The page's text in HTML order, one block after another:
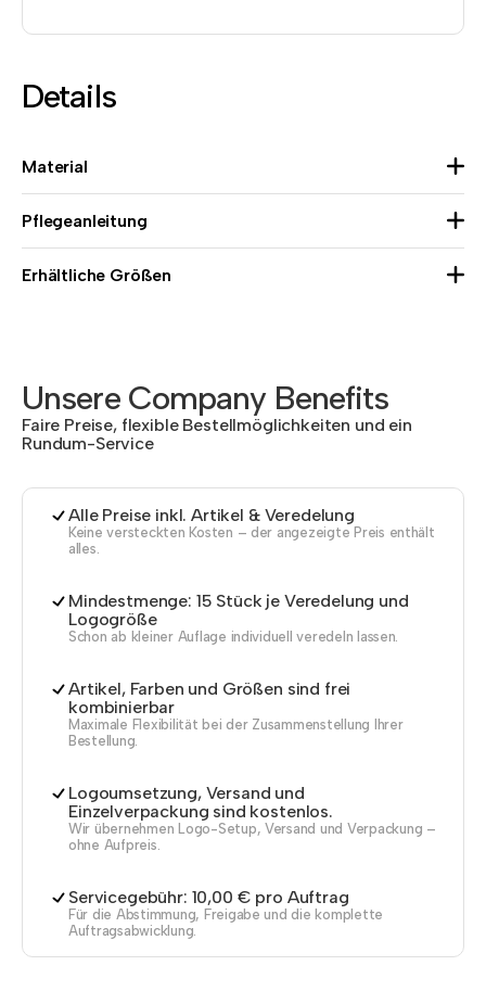
Details
Material
Pflegeanleitung
Erhältliche Größen
Unsere Company Benefits
Faire Preise, flexible Bestellmöglichkeiten und ein
Rundum-Service
Alle Preise inkl. Artikel & Veredelung
Keine versteckten Kosten – der angezeigte Preis enthält
alles.
Mindestmenge: 15 Stück je Veredelung und
Logogröße
Schon ab kleiner Auflage individuell veredeln lassen.
Artikel, Farben und Größen sind frei
kombinierbar
Maximale Flexibilität bei der Zusammenstellung Ihrer
Bestellung.
Logoumsetzung, Versand und
Einzelverpackung sind kostenlos.
Wir übernehmen Logo-Setup, Versand und Verpackung –
ohne Aufpreis.
Servicegebühr: 10,00 € pro Auftrag
Für die Abstimmung, Freigabe und die komplette
Auftragsabwicklung.